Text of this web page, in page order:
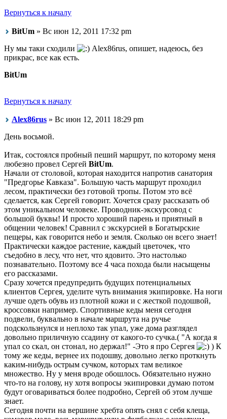
Вернуться к началу
BitUm » Вс июн 12, 2011 17:32 pm
Ну мы таки сходили
Alex86rus, опишет, надеюсь, без
прикрас, все как есть.
BitUm
Вернуться к началу
Alex86rus » Вс июн 12, 2011 18:29 pm
День восьмой.
Итак, состоялся пробный пеший маршрут, по которому меня
любезно провел Сергей BitUm.
Начали от столовой, которая находится напротив санатория
"Предгорье Кавказа". Большую часть маршрут проходил
лесом, практически без готовой тропы. Потом это всё
сделается, как Сергей говорит. Хочется сразу рассказать об
этом уникальном человеке. Проводник-экскурсовод с
большой буквы! И просто хороший парень и приятный в
общении человек! Сравнил с экскурсией в Богатырские
пещеры, как говорится небо и земля. Сколько он всего знает!
Практически каждое растение, каждый цветочек, что
съедобно в лесу, что нет, что ядовито. Это настолько
познавательно. Поэтому все 4 часа похода были насыщены
его рассказами.
Сразу хочется предупредить будущих потенциальных
клиентов Сергея, уделите чуть внимания экипировке. На ноги
лучше одеть обувь из плотной кожи и с жесткой подошвой,
кроссовки например. Спортивные кеды меня сегодня
подвели, буквально в начале маршрута на ручье
подскользнулся и неплохо так упал, уже дома разглядел
довольно приличную ссадину от какого-то сучка.( "А когда я
упал со скал, он стонал, но держал!" -Это я про Сергея
) К
тому же кеды, вернее их подошву, довольно легко проткнуть
каким-нибудь острым сучком, которых там великое
множество. Ну у меня вроде обошлось. Обязательно нужно
что-то на голову, ну хотя вопросы экипировки думаю потом
будут оговариваться более подробно, Сергей об этом лучше
знает.
Сегодня почти на вершине хребта опять снял с себя клеща,